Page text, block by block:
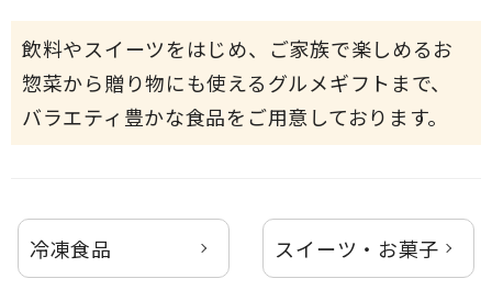
飲料やスイーツをはじめ、ご家族で楽しめるお
惣菜から贈り物にも使えるグルメギフトまで、
バラエティ豊かな食品をご用意しております。
冷凍食品 スイーツ・お菓子